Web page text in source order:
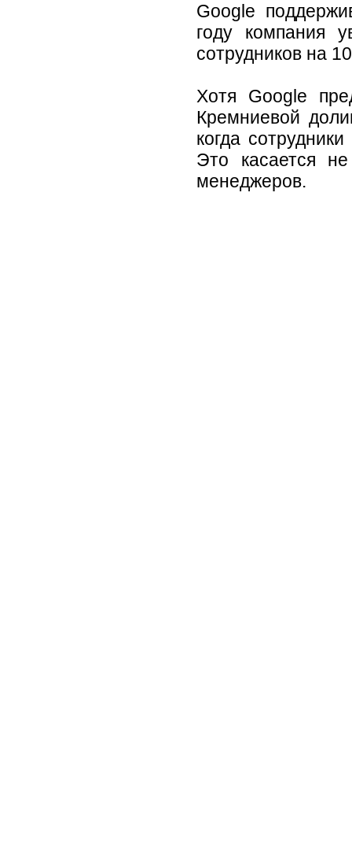
Google
году компания
сотрудников на
Хотя Google
Кремниевой
когда
Это касается
менеджеров.